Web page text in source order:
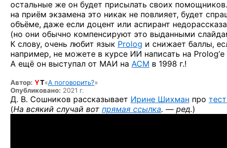
остальные же он будет присылать своих
на приём экзамена это никак не повлияет, будет
объёме, даже если доцент или аспирант
(но они обычно компенсируют это выданными
К слову, очень любит язык Prolog и снижает баллы,
например, не можете в курсе ИИ написать на Prolog’е
А ещё он выступал от МАИ на ACM в 1998 г.!
Автор: YT«А поговорить?»
Опубликовано: 2021 г.
Д. В. Сошников рассказывает Ирине Шихман про
(На всякий случай вот прямая ссылка. — ред.)